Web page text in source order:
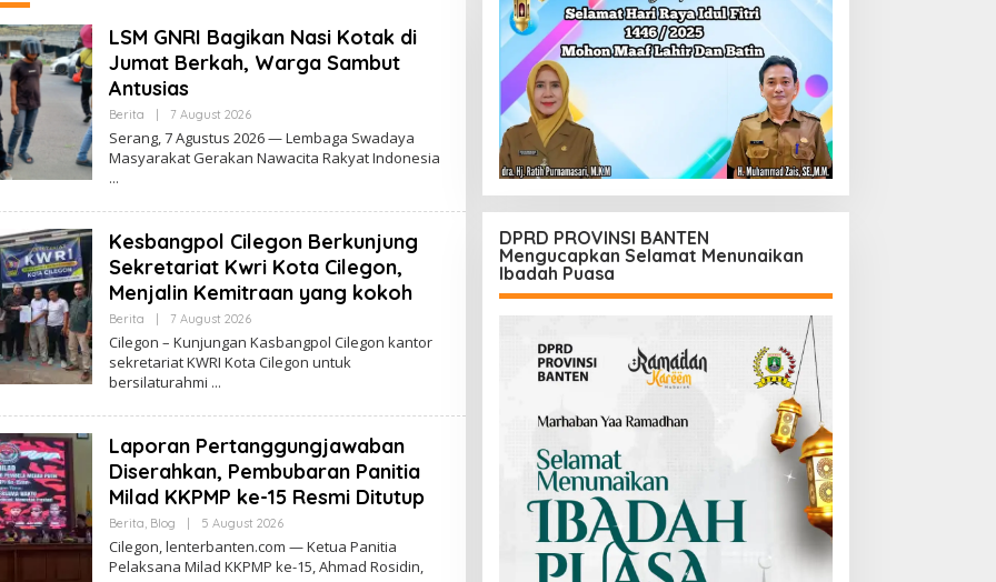
Jombang Cilegon Rm Sate
Bebek Nong ViNY.
LSM GNRI Bagikan Nasi Kotak di
Jumat Berkah, Warga Sambut
Antusias
Berita 7 August 2026By
Serang, 7 Agustus 2026 — Lembaga Swadaya
Masyarakat Gerakan Nawacita Rakyat Indonesia
Kesbangpol Cilegon Berkunjung
Sekretariat Kwri Kota Cilegon,
Menjalin Kemitraan yang kokoh
Berita 7 August 2026By
Cilegon – Kunjungan Kasbangpol Cilegon kantor
sekretariat KWRI Kota Cilegon untuk
bersilaturahmi
Laporan Pertanggungjawaban
Diserahkan, Pembubaran Panitia
Milad KKPMP ke-15 Resmi Ditutup
Berita, Blog 5 August 2026By
Cilegon, lenterbanten.com — Ketua Panitia
Pelaksana Milad KKPMP ke-15, Ahmad Rosidin,
DPRD PROVINSI BANTEN
Mengucapkan Selamat Menunaikan
Ibadah Puasa